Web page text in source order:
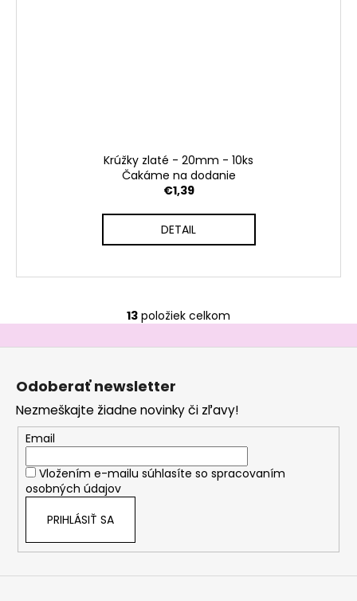
Krúžky zlaté - 20mm - 10ks
Čakáme na dodanie
€1,39
DETAIL
O
v
a
c
i
e
p
y
13 položiek celkom
Odoberať newsletter
Nezmeškajte žiadne novinky či zľavy!
Email
Vložením e-mailu súhlasíte so spracovaním
osobných údajov
PRIHLÁSIŤ SA